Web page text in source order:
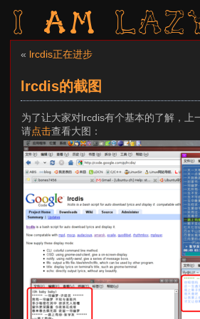
I am
« lrcdis正在进步
lrcdis的截图
为了让大家对lrcdis有个基本的了解，上
请点击查看大图：